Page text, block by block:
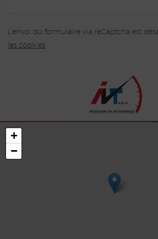
L'envoi du formulaire via reCaptcha est
les cookies
+
−